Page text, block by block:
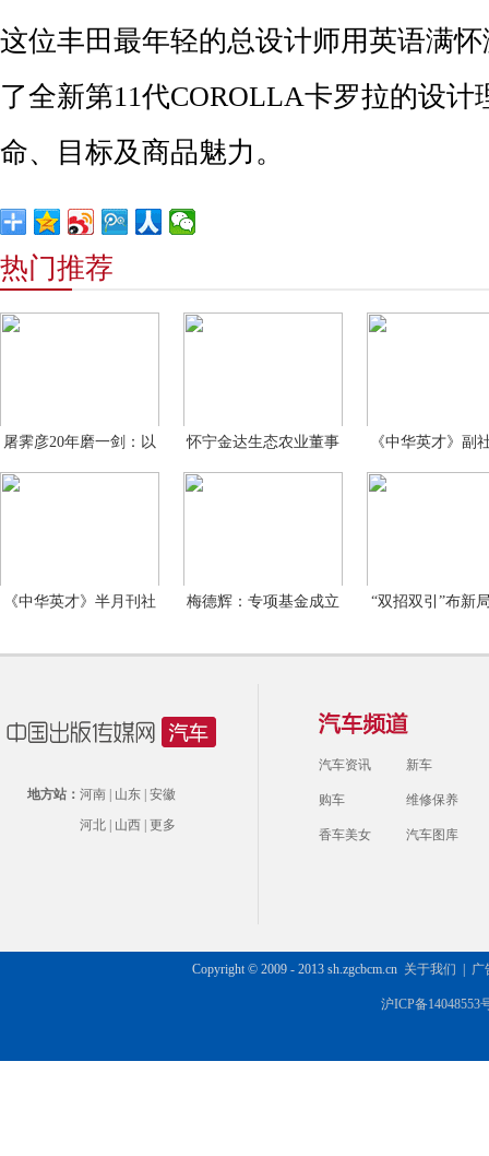
这位丰田最年轻的总设计师用英语满
了全新第11代COROLLA卡罗拉的设计
命、目标及商品魅力。
热门推荐
屠霁彦20年磨一剑：以
洲泉
怀宁金达生态农业董事
长
《中华英才》副
礼
《中华英才》半月刊社
梅德辉：专项基金成立
“双招双引”布新
地方站： 河南 山东 安徽
河北
山西 更多
汽车资讯 新车
购车 维修保养
香车美女 汽车图库
Copyright © 2009 - 2013 sh.zgcbcm.cn 关于我们 广
沪ICP备14048553